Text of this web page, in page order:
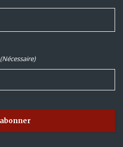
(Nécessaire)